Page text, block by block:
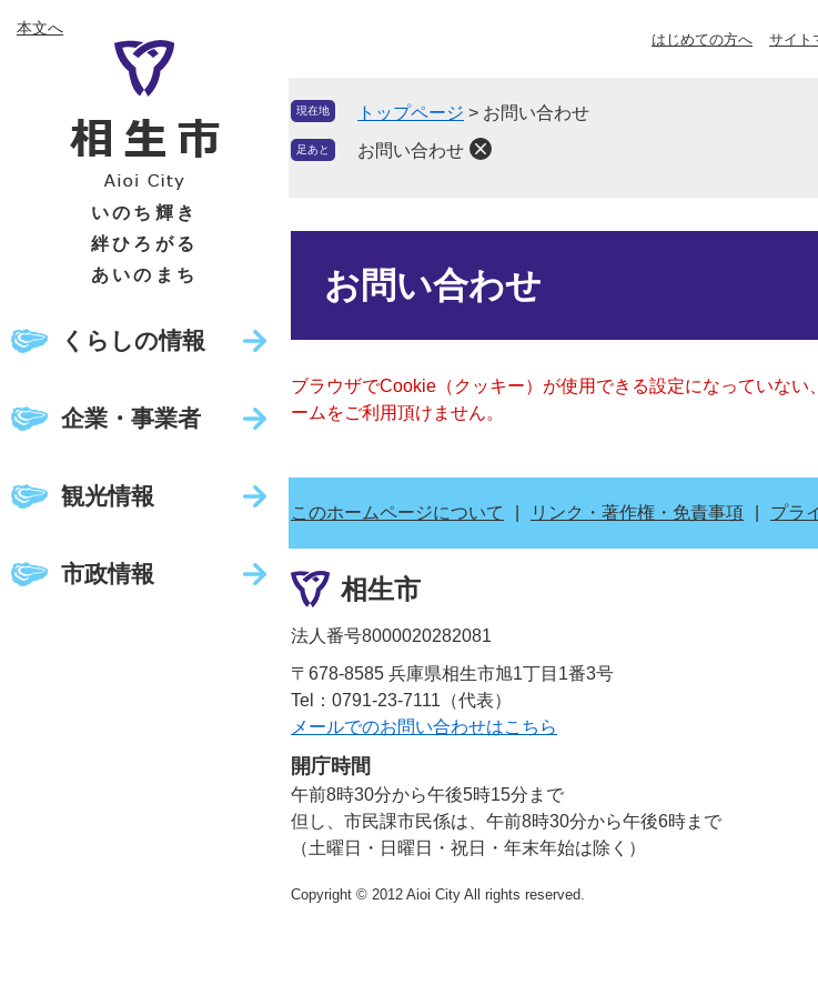
ー
ニ
本文へ
いのち輝き
絆ひろがる
あいのまち
くらしの情報
企業・事業者
観光情報
市政情報
はじめての方へ サイト
現在地 トップページ > お問い合わせ
足あと お問い合わせ
お問い合わせ
ブラウザでCookie（クッキー）が使用できる設定になっていな
ームをご利用頂けません。
このホームページについて リンク・著作権・免責事項 プラ
相生市
法人番号8000020282081
〒678-8585 兵庫県相生市旭1丁目1番3号
Tel：0791-23-7111（代表）
メールでのお問い合わせはこちら
開庁時間
午前8時30分から午後5時15分まで
但し、市民課市民係は、午前8時30分から午後6時まで
（土曜日・日曜日・祝日・年末年始は除く）
Copyright © 2012 Aioi City All rights reserved.